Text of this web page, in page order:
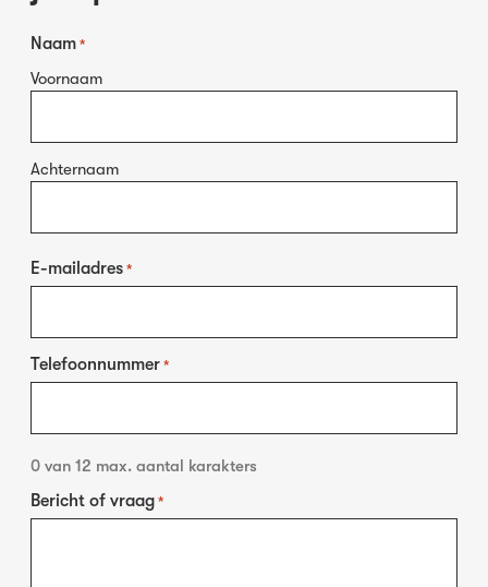
Naam *
Voornaam
Achternaam
E-mailadres *
Telefoonnummer *
0 van 12 max. aantal karakters
Bericht of vraag *